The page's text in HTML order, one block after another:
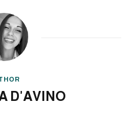
D'AVINO